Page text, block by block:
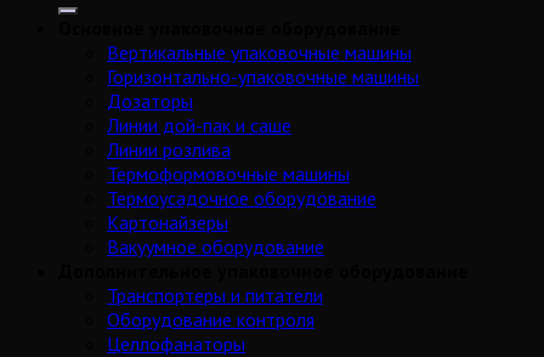
Вертикальные упаковочные машины
Горизонтально-упаковочные машины
Дозаторы
Линии дой-пак и саше
Линии розлива
Термоформовочные машины
Термоусадочное оборудование
Картонайзеры
Вакуумное оборудование
Транспортеры и питатели
Оборудование контроля
Целлофанаторы